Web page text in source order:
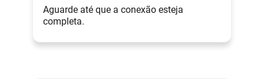
Aguarde até que a conexão esteja
completa.